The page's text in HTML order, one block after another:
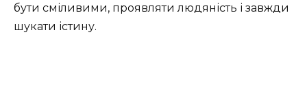
бути сміливими, проявляти людяність і завжди
шукати істину.